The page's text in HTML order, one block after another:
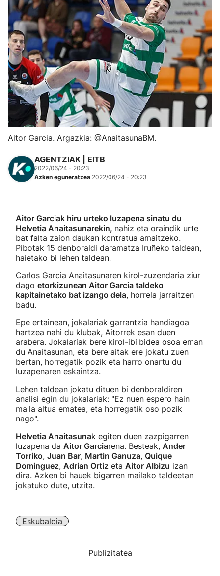
Herri-kirolak
Eskubaloia
Kirolak 360
Atletismoa
Mendi-lasterketak
"Helmuga"
Aitor Garcia. Argazkia: @AnaitasunaBM.
AGENTZIAK | EITB
2022/06/24 - 20:23
Azken eguneratzea 2022/06/24 - 20:23
Aitor Garciak hiru urteko luzapena sinatu du
Helvetia Anaitasunarekin, nahiz eta oraindik urte
bat falta zaion daukan kontratua amaitzeko.
Pibotak 15 denboraldi daramatza Iruñeko taldean,
haietako bi lehen taldean.
Carlos Garcia Anaitasunaren kirol-zuzendaria ziur
dago etorkizunean Aitor Garcia taldeko
kapitainetako bat izango dela, horrela jarraitzen
badu.
Epe ertainean, jokalariak garrantzia handiagoa
hartzea nahi du klubak, Aitorrek esan duen
arabera. Jokalariak bere kirol-ibilbidea osoa eman
du Anaitasunan, eta bere aitak ere jokatu zuen
bertan, horregatik pozik eta harro onartu du
luzapenaren eskaintza.
Lehen taldean jokatu dituen bi denboraldiren
analisi egin du jokalariak: "Ez nuen espero hain
maila altua ematea, eta horregatik oso pozik
nago".
Helvetia Anaitasunak egiten duen zazpigarren
luzapena da Aitor Garciarena. Besteak, Ander
Torriko, Juan Bar, Martin Ganuza, Quique
Dominguez, Adrian Ortiz eta Aitor Albizu izan
dira. Azken bi hauek bigarren mailako taldeetan
jokatuko dute, utzita.
Eskubaloia
Publizitatea